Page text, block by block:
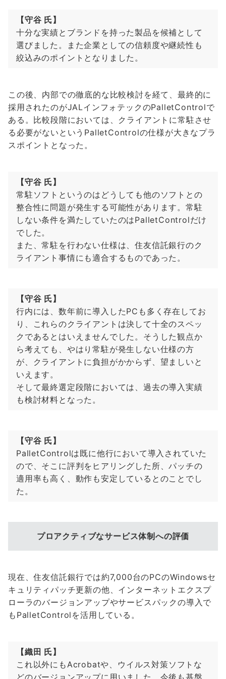
【守谷 氏】
十分な実績とブランドを持った製品を候補として
選びました。また企業としての信頼度や継続性も
絞込みのポイントとなりました。
この後、内部での徹底的な比較検討を経て、最終的に
採用されたのがJALインフォテックのPalletControlで
ある。比較段階においては、クライアントに常駐させ
る必要がないというPalletControlの仕様が大きなプラ
スポイントとなった。
【守谷 氏】
常駐ソフトというのはどうしても他のソフトとの
整合性に問題が発生する可能性があります。常駐
しない条件を満たしていたのはPalletControlだけ
でした。
また、常駐を行わない仕様は、住友信託銀行のク
ライアント事情にも適合するものであった。
【守谷 氏】
行内には、数年前に導入したPCも多く存在してお
り、これらのクライアントは決して十全のスペッ
クであるとはいえませんでした。そうした観点か
ら考えても、やはり常駐が発生しない仕様の方
が、クライアントに負担がかからず、望ましいと
いえます。
そして最終選定段階においては、過去の導入実績
も検討材料となった。
【守谷 氏】
PalletControlは既に他行において導入されていた
ので、そこに評判をヒアリングした所、パッチの
適用率も高く、動作も安定しているとのことでし
た。
プロアクティブなサービス体制への評価
現在、住友信託銀行では約7,000台のPCのWindowsセ
キュリティパッチ更新の他、インターネットエクスプ
ローラのバージョンアップやサービスパックの導入で
もPalletControlを活用している。
【織田 氏】
これ以外にもAcrobatや、ウイルス対策ソフトな
どのバージョンアップに用いました。今後も基盤